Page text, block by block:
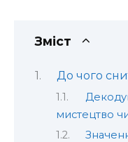
Зміст
До чого
мистецтво